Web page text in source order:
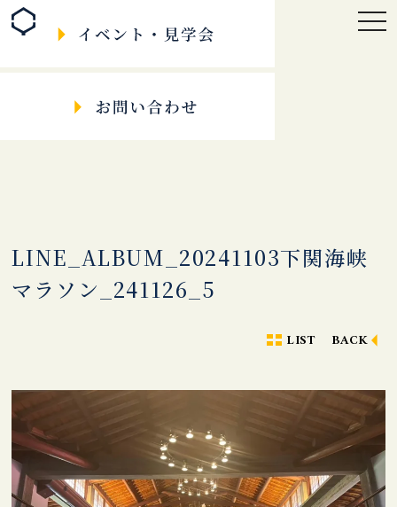
LINE_ALBUM_20241103下関海峡
マラソン_241126_5
LIST BACK